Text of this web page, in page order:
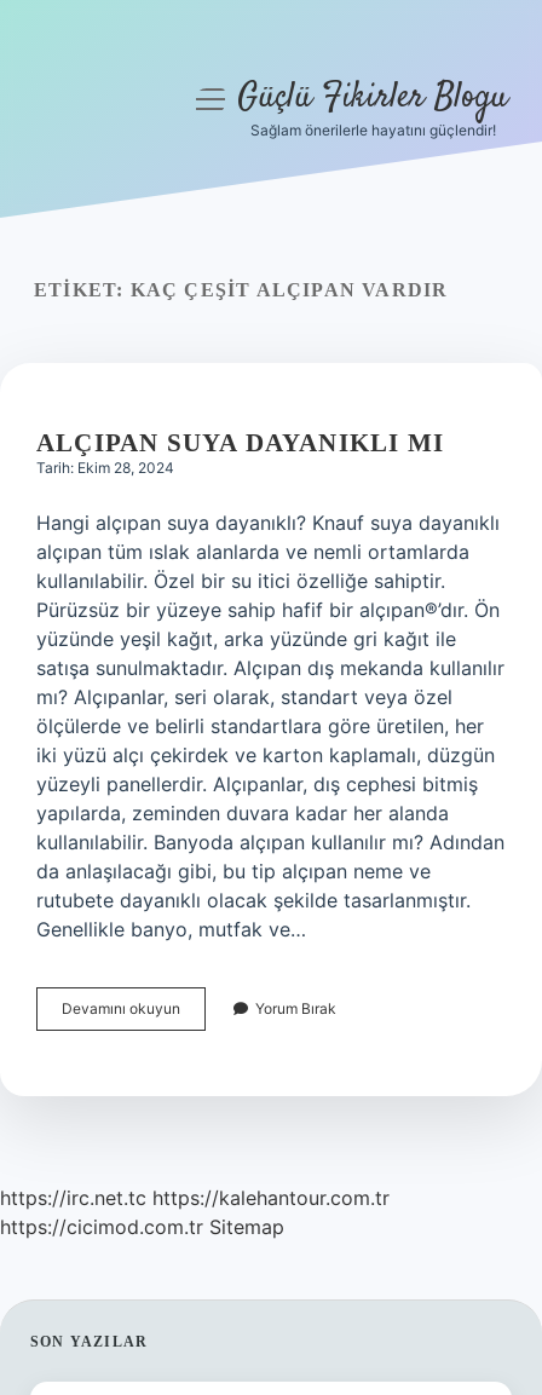
Yasal Uyarı
menüyüGüçlü Fikirler Blogu
Sağlam önerilerle hayatını güçlendir!
ETIKET: KAÇ ÇEŞIT ALÇIPAN VARDIR
ALÇIPAN SUYA DAYANIKLI MI
Tarih: Ekim 28, 2024
Hangi alçıpan suya dayanıklı? Knauf suya dayanıklı
alçıpan tüm ıslak alanlarda ve nemli ortamlarda
kullanılabilir. Özel bir su itici özelliğe sahiptir.
Pürüzsüz bir yüzeye sahip hafif bir alçıpan®’dır. Ön
yüzünde yeşil kağıt, arka yüzünde gri kağıt ile
satışa sunulmaktadır. Alçıpan dış mekanda kullanılır
mı? Alçıpanlar, seri olarak, standart veya özel
ölçülerde ve belirli standartlara göre üretilen, her
iki yüzü alçı çekirdek ve karton kaplamalı, düzgün
yüzeyli panellerdir. Alçıpanlar, dış cephesi bitmiş
yapılarda, zeminden duvara kadar her alanda
kullanılabilir. Banyoda alçıpan kullanılır mı? Adından
da anlaşılacağı gibi, bu tip alçıpan neme ve
rutubete dayanıklı olacak şekilde tasarlanmıştır.
Genellikle banyo, mutfak ve…
Devamını okuyun
Suya
Yorum Bırak
https://irc.net.tc https://kalehantour.com.tr
https://cicimod.com.tr Sitemap
SIDEBAR
SON YAZILAR